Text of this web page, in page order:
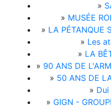
»
» MUSÉE
» LA PÉTANQUE
» Les
» LA
» 90 ANS DE
» 50 ANS DE
»
» GIGN -